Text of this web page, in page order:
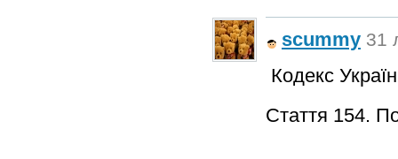
scummy 31
Кодекс
Стаття 154.